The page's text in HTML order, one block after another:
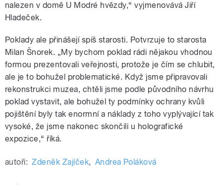
nalezen v domě U Modré hvězdy,“ vyjmenovává Jiří
Hladeček.
Poklady ale přinášejí spíš starosti. Potvrzuje to starosta
Milan Šnorek. „My bychom poklad rádi nějakou vhodnou
formou prezentovali veřejnosti, protože je čím se chlubit,
ale je to bohužel problematické. Když jsme připravovali
rekonstrukci muzea, chtěli jsme podle původního návrhu
poklad vystavit, ale bohužel ty podmínky ochrany kvůli
pojištění byly tak enormní a náklady z toho vyplývající tak
vysoké, že jsme nakonec skončili u holografické
expozice,“ říká.
autoři: Zdeněk Zajíček, Andrea Poláková